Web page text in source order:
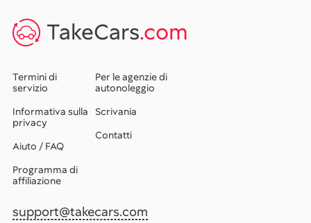
TakeCars.com
Termini di
servizio
Informativa sulla
privacy
Aiuto / FAQ
Programma di
affiliazione
Per le agenzie di
autonoleggio
Scrivania
Contatti
support@takecars.com